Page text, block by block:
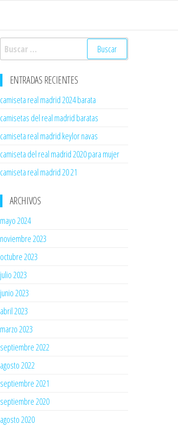
Buscar:
ENTRADAS RECIENTES
camiseta real madrid 2024 barata
camisetas del real madrid baratas
camiseta real madrid keylor navas
camiseta del real madrid 2020 para mujer
camiseta real madrid 20 21
ARCHIVOS
mayo 2024
noviembre 2023
octubre 2023
julio 2023
junio 2023
abril 2023
marzo 2023
septiembre 2022
agosto 2022
septiembre 2021
septiembre 2020
agosto 2020